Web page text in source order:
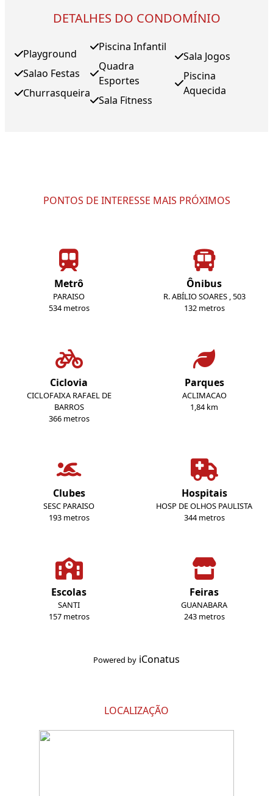
DETALHES DO CONDOMÍNIO
Playground
Salao Festas
Churrasqueira
Piscina Infantil
Quadra
Esportes
Sala Fitness
Sala Jogos
Piscina
Aquecida
PONTOS DE INTERESSE MAIS PRÓXIMOS
Metrô
PARAISO
534 metros
Ônibus
R. ABÍLIO SOARES , 503
132 metros
Ciclovia
CICLOFAIXA RAFAEL DE
BARROS
366 metros
Parques
ACLIMACAO
1,84 km
Clubes
SESC PARAISO
193 metros
Hospitais
HOSP DE OLHOS PAULISTA
344 metros
Escolas
SANTI
157 metros
Feiras
GUANABARA
243 metros
Powered by iConatus
LOCALIZAÇÃO